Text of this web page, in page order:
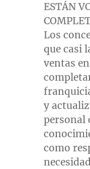
ESTÁN
Los
que casi
ventas
y
personal
como